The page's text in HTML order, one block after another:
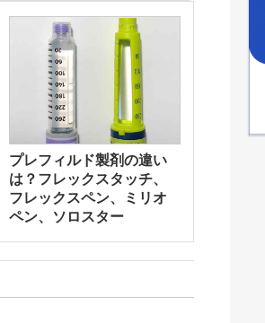
プレフィルド製剤の違い
は？フレックスタッチ、
フレックスペン、ミリオ
ペン、ソロスター